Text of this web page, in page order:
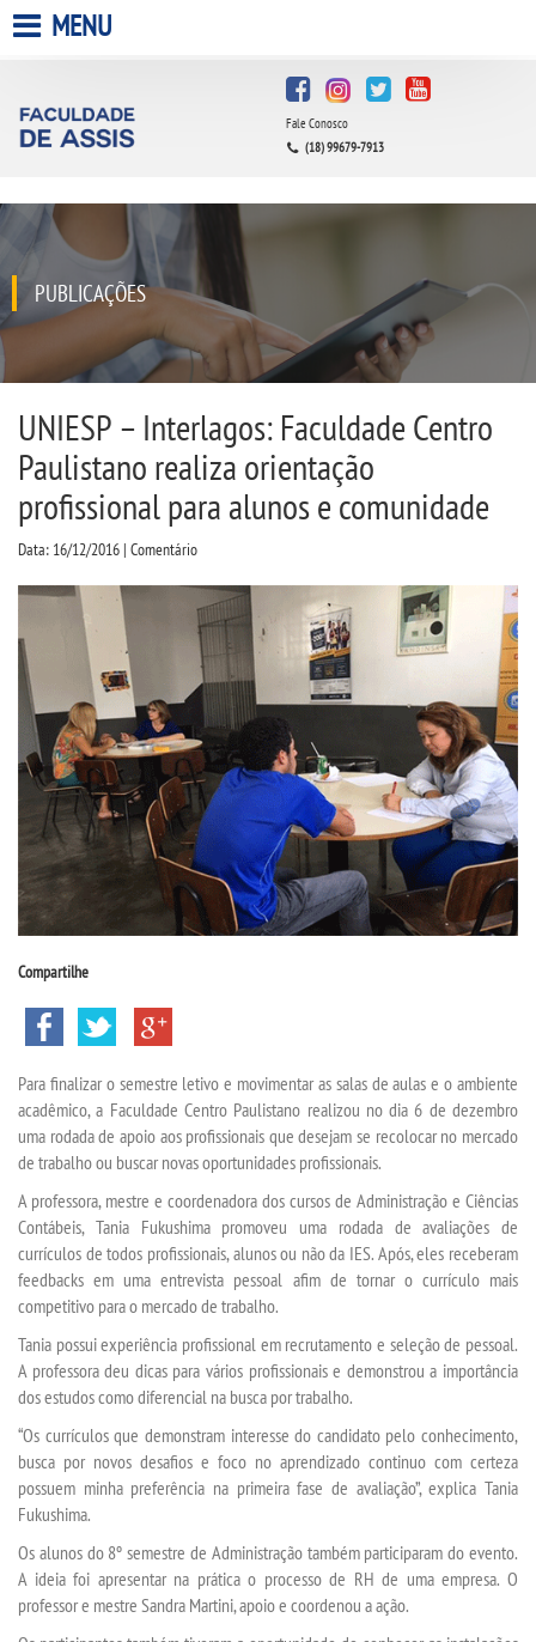
A FACULDADE
QUEM SOMOS
INFRAESTRUTURA
BIBLIOTECA
CPA
CPSA
PROUNI
CURSOS
BACHARELADOS
LICENCIATURAS
TECNOLÓGICOS
VESTIBULAR
INSCREVA-SE
SEGUNDA GRADUAÇÃO
MATRÍCULA
EDITAL
PUBLICAÇÕES
DESTAQUES
REVISTAS ELETRÔNICAS
UNIESP NEWS
MENU
Fale Conosco
(18) 99679-7913
PUBLICAÇÕES
UNIESP – Interlagos: Faculdade Centro
Paulistano realiza orientação
profissional para alunos e comunidade
Data: 16/12/2016 | Comentário
Compartilhe
Para finalizar o semestre letivo e movimentar as salas de aulas e o ambiente
acadêmico, a Faculdade Centro Paulistano realizou no dia 6 de dezembro
uma rodada de apoio aos profissionais que desejam se recolocar no mercado
de trabalho ou buscar novas oportunidades profissionais.
A professora, mestre e coordenadora dos cursos de Administração e Ciências
Contábeis, Tania Fukushima promoveu uma rodada de avaliações de
currículos de todos profissionais, alunos ou não da IES. Após, eles receberam
feedbacks em uma entrevista pessoal afim de tornar o currículo mais
competitivo para o mercado de trabalho.
Tania possui experiência profissional em recrutamento e seleção de pessoal.
A professora deu dicas para vários profissionais e demonstrou a importância
dos estudos como diferencial na busca por trabalho.
“Os currículos que demonstram interesse do candidato pelo conhecimento,
busca por novos desafios e foco no aprendizado continuo com certeza
possuem minha preferência na primeira fase de avaliação”, explica Tania
Fukushima.
Os alunos do 8º semestre de Administração também participaram do evento.
A ideia foi apresentar na prática o processo de RH de uma empresa. O
professor e mestre Sandra Martini, apoio e coordenou a ação.